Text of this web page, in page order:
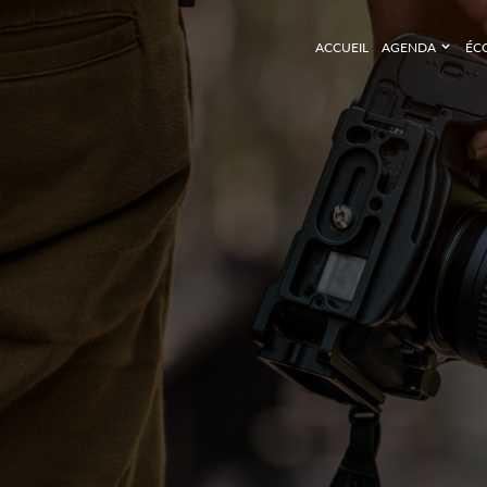
ACCUEIL AGENDA